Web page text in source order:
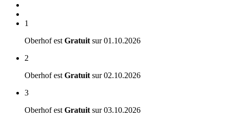
1
Oberhof est Gratuit sur01.10.2026
2
Oberhof est Gratuit sur02.10.2026
3
Oberhof est Gratuit sur03.10.2026